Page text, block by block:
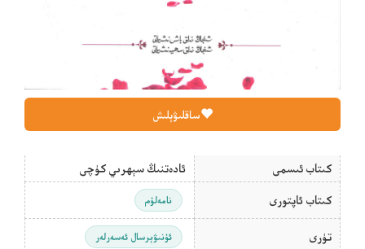
ساقلىۋېلىش
كىتاب ئىسمى ئادەتنىڭ سېھرىي كۈچى
كىتاب ئاپتورى نامەلۇم
تۈرى ئۇنىۋېرسال ئەسەرلەر